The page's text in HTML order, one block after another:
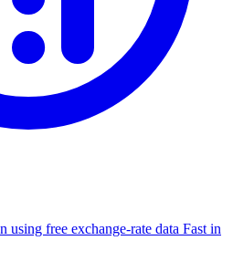
using free exchange-rate data Fast in